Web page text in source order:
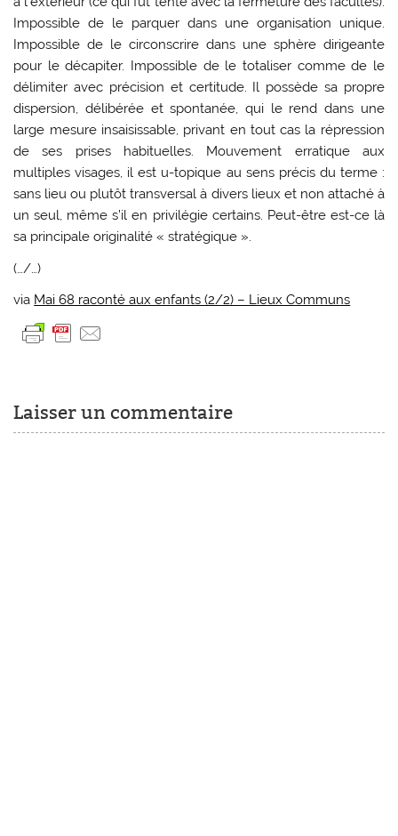
Impossible de le parquer dans une organisation unique.
Impossible de le circonscrire dans une sphère dirigeante
pour le décapiter. Impossible de le totaliser comme de le
délimiter avec précision et certitude. Il possède sa propre
dispersion, délibé­rée et spontanée, qui le rend dans une
large mesure insaisissable, privant en tout cas la répres­sion
de ses prises habituelles. Mouvement errati­que aux
multiples visages, il est u-topique au sens précis du terme :
sans lieu ou plutôt transversal à divers lieux et non attaché à
un seul, même s’il en privilégie certains. Peut-être est-ce là
sa princi­pale originalité « stratégique ».
(…/…)
via Mai 68 raconté aux enfants (2/2) – Lieux Communs
Laisser un commentaire